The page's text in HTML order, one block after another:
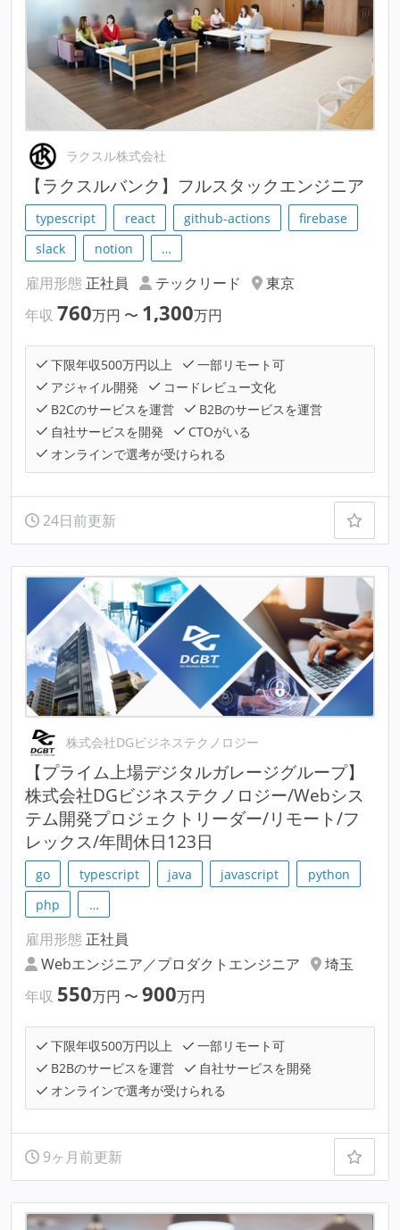
ラクスル株式会社
【ラクスルバンク】フルスタックエンジニア
typescript react github-actions
firebase
slack
notion …
雇用形態 正社員 テックリード
東京
年収 760万円 〜 1,300万円
下限年収500万円以上
一部リモート可
アジャイル開発
コードレビュー文化
B2Cのサービスを運営
B2Bのサービスを運営
自社サービスを開発
CTOがいる
オンラインで選考が受けられる
24日前更新
株式会社DGビジネステクノロジー
【プライム上場デジタルガレージグループ】
株式会社DGビジネステクノロジー/Webシス
テム開発プロジェクトリーダー/リモート/フ
レックス/年間休日123日
go typescript java javascript
python
php
…
雇用形態 正社員
Webエンジニア／プロダクトエンジニア
埼玉
年収 550万円 〜 900万円
下限年収500万円以上
一部リモート可
B2Bのサービスを運営
自社サービスを開発
オンラインで選考が受けられる
9ヶ月前更新